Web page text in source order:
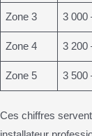
Zone 3 3 000
Zone 4 3 200
Zone 5 3 500
Ces chiffres